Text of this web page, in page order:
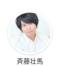
斉藤壮馬